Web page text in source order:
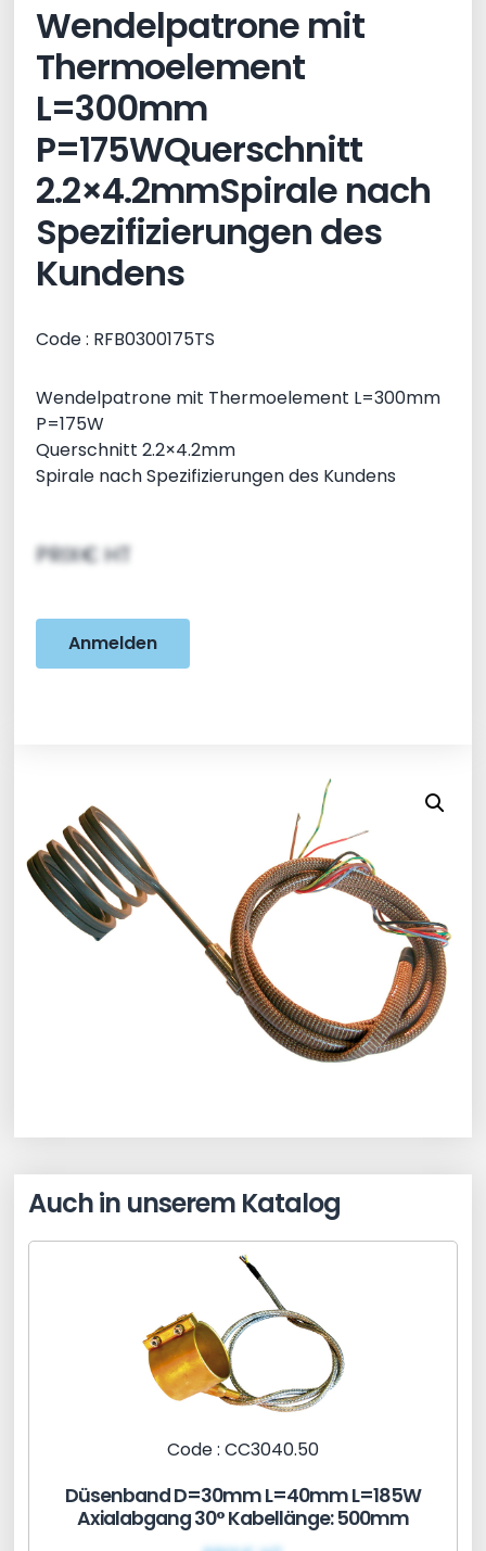
Wendelpatrone mit
Thermoelement
L=300mm
P=175WQuerschnitt
2.2×4.2mmSpirale nach
Spezifizierungen des
Kundens
Code : RFB0300175TS
Wendelpatrone mit Thermoelement L=300mm
P=175W
Querschnitt 2.2×4.2mm
Spirale nach Spezifizierungen des Kundens
PRIX€ HT
Anmelden
Auch in unserem Katalog
Code : CC3040.50
Düsenband D=30mm L=40mm L=185W
Axialabgang 30° Kabellänge: 500mm